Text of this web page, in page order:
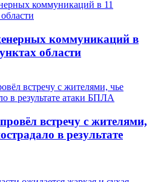
коммуникаций в
области
встречу с жителями,
в результате